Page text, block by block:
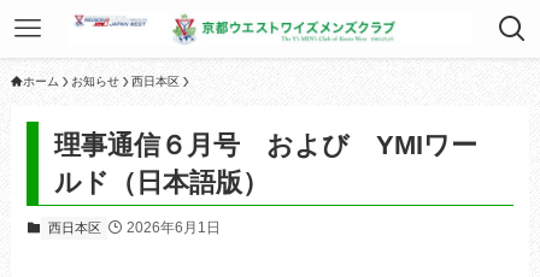
ホーム お知らせ 西日本区
理事通信６月号 および YMIワー
ルド（日本語版）
西日本区 2026年6月1日